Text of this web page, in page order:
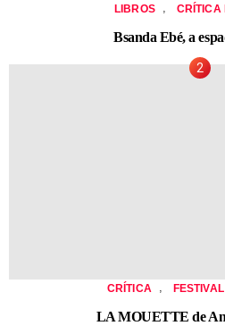
LIBROS , CRÍTICA
Bsanda Ebé, a
CRÍTICA ,
LA MOUETTE de